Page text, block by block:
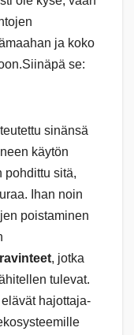
ja koko
se:
sinänsä
käytön
pohdittu sitä,
Ihan noin
poistaminen
ravinteet, jotka
tulevat.
hajottaja-